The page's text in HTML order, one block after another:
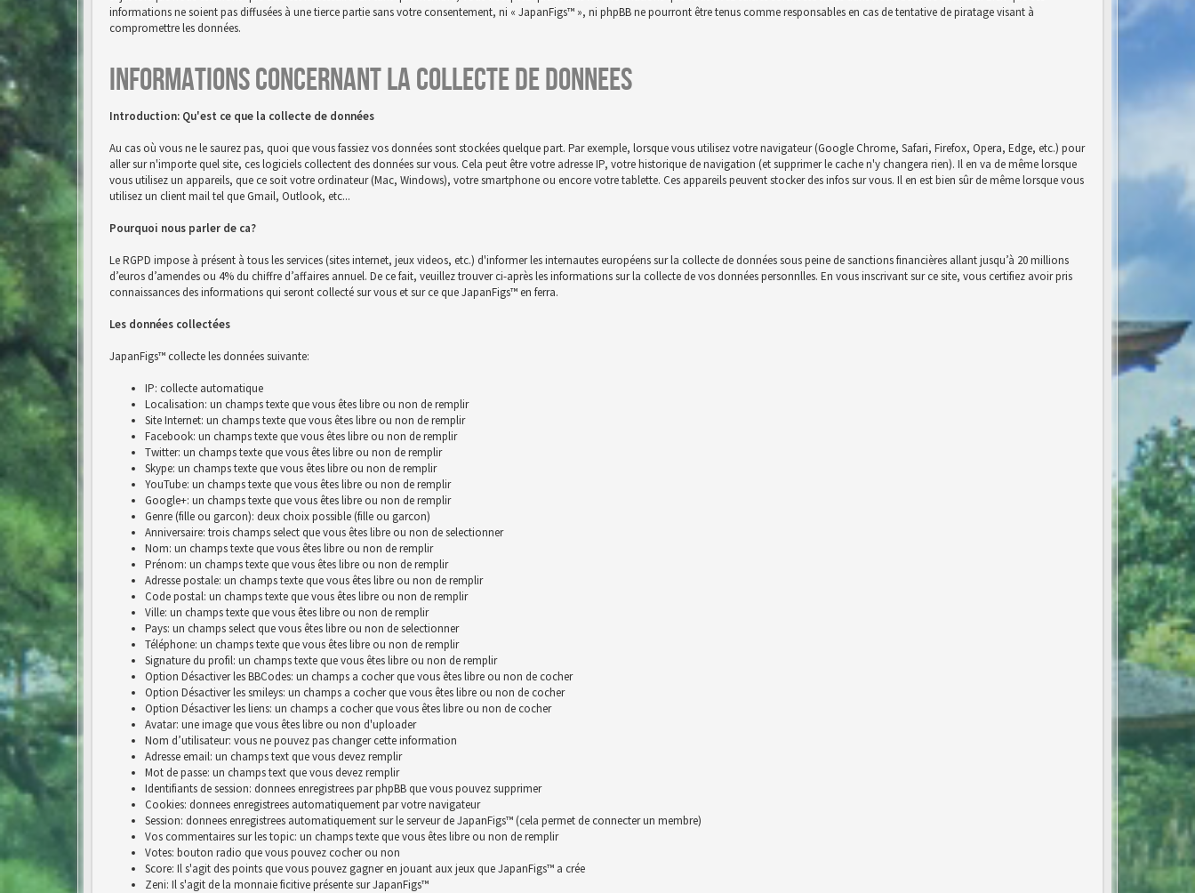
informations ne soient pas diffusées à une tierce partie sans votre consentement, ni « JapanFigs™ », ni phpBB ne pourront être tenus comme responsables en cas de tentative de piratage visant à
compromettre les données.
Informations concernant la collecte de donnees
Introduction: Qu'est ce que la collecte de données
Au cas où vous ne le saurez pas, quoi que vous fassiez vos données sont stockées quelque part. Par exemple, lorsque vous utilisez votre navigateur (Google Chrome, Safari, Firefox, Opera, Edge, etc.) pour
aller sur n'importe quel site, ces logiciels collectent des données sur vous. Cela peut être votre adresse IP, votre historique de navigation (et supprimer le cache n'y changera rien). Il en va de même lorsque
vous utilisez un appareils, que ce soit votre ordinateur (Mac, Windows), votre smartphone ou encore votre tablette. Ces appareils peuvent stocker des infos sur vous. Il en est bien sûr de même lorsque vous
utilisez un client mail tel que Gmail, Outlook, etc...
Pourquoi nous parler de ca?
Le RGPD impose à présent à tous les services (sites internet, jeux videos, etc.) d'informer les internautes européens sur la collecte de données sous peine de sanctions financières allant jusqu’à 20 millions
d’euros d’amendes ou 4% du chiffre d’affaires annuel. De ce fait, veuillez trouver ci-après les informations sur la collecte de vos données personnlles. En vous inscrivant sur ce site, vous certifiez avoir pris
connaissances des informations qui seront collecté sur vous et sur ce que JapanFigs™ en ferra.
Les données collectées
JapanFigs™ collecte les données suivante:
IP: collecte automatique
Localisation: un champs texte que vous êtes libre ou non de remplir
Site Internet: un champs texte que vous êtes libre ou non de remplir
Facebook: un champs texte que vous êtes libre ou non de remplir
Twitter: un champs texte que vous êtes libre ou non de remplir
Skype: un champs texte que vous êtes libre ou non de remplir
YouTube: un champs texte que vous êtes libre ou non de remplir
Google+: un champs texte que vous êtes libre ou non de remplir
Genre (fille ou garcon): deux choix possible (fille ou garcon)
Anniversaire: trois champs select que vous êtes libre ou non de selectionner
Nom: un champs texte que vous êtes libre ou non de remplir
Prénom: un champs texte que vous êtes libre ou non de remplir
Adresse postale: un champs texte que vous êtes libre ou non de remplir
Code postal: un champs texte que vous êtes libre ou non de remplir
Ville: un champs texte que vous êtes libre ou non de remplir
Pays: un champs select que vous êtes libre ou non de selectionner
Téléphone: un champs texte que vous êtes libre ou non de remplir
Signature du profil: un champs texte que vous êtes libre ou non de remplir
Option Désactiver les BBCodes: un champs a cocher que vous êtes libre ou non de cocher
Option Désactiver les smileys: un champs a cocher que vous êtes libre ou non de cocher
Option Désactiver les liens: un champs a cocher que vous êtes libre ou non de cocher
Avatar: une image que vous êtes libre ou non d'uploader
Nom d’utilisateur: vous ne pouvez pas changer cette information
Adresse email: un champs text que vous devez remplir
Mot de passe: un champs text que vous devez remplir
Identifiants de session: donnees enregistrees par phpBB que vous pouvez supprimer
Cookies: donnees enregistrees automatiquement par votre navigateur
Session: donnees enregistrees automatiquement sur le serveur de JapanFigs™ (cela permet de connecter un membre)
Vos commentaires sur les topic: un champs texte que vous êtes libre ou non de remplir
Votes: bouton radio que vous pouvez cocher ou non
Score: Il s'agit des points que vous pouvez gagner en jouant aux jeux que JapanFigs™ a crée
Zeni: Il s'agit de la monnaie ficitive présente sur JapanFigs™